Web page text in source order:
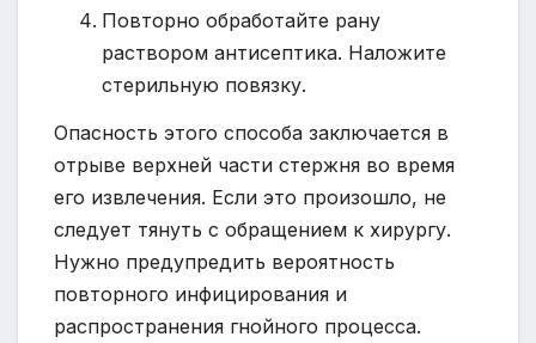
Повторно обработайте рану
раствором антисептика. Наложите
стерильную повязку.
Опасность этого способа заключается в
отрыве верхней части стержня во время
его извлечения. Если это произошло, не
следует тянуть с обращением к хирургу.
Нужно предупредить вероятность
повторного инфицирования и
распространения гнойного процесса.